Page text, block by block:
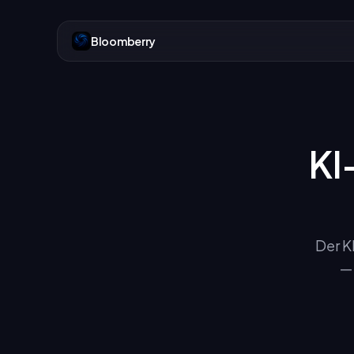
Bloomberry
Der
—